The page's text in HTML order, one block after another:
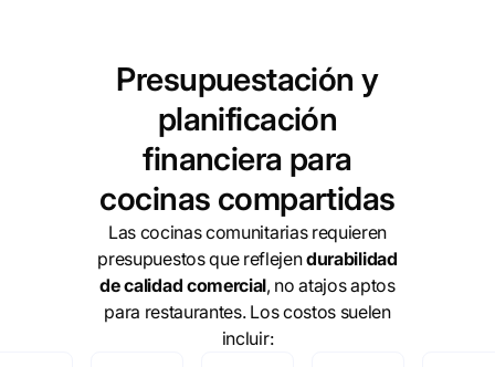
Presupuestación y
planificación
financiera para
cocinas compartidas
Las cocinas comunitarias requieren
presupuestos que reflejendurabilidad
de calidad comercial, no atajos aptos
para restaurantes. Los costos suelen
incluir: